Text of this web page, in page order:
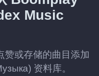
Music
赞或存储的曲目添加
资料库。